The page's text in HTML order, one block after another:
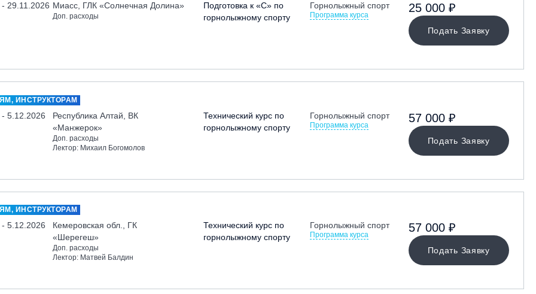
29.11.2026 Миасс, ГЛК «Солнечная Долина»
Доп. расходы
Подготовка к «С» по
горнолыжному спорту
Горнолыжный спорт
Программа курса
Подать Заявку
25 000 ₽
ИНСТРУКТОРАМ
5.12.2026
Республика Алтай, ВК
«Манжерок»
Доп. расходы
Лектор: Михаил Богомолов
Технический курс по
горнолыжному спорту
Горнолыжный спорт
Программа курса
Подать Заявку
57 000 ₽
ИНСТРУКТОРАМ
5.12.2026
Кемеровская обл., ГК
«Шерегеш»
Доп. расходы
Лектор: Матвей Балдин
Технический курс по
горнолыжному спорту
Горнолыжный спорт
Программа курса
Подать Заявку
57 000 ₽